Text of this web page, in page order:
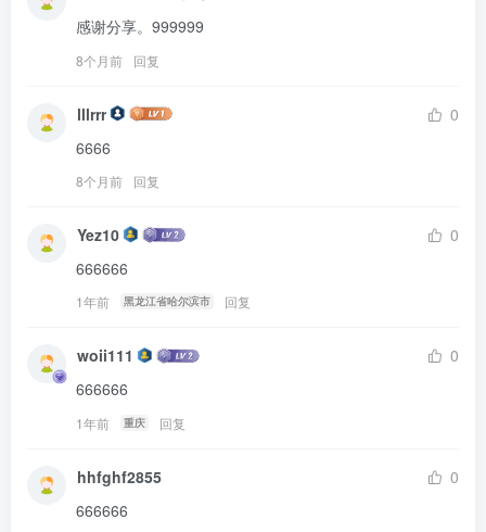
感谢分享。999999
8个月前 回复
lllrrr
0
6666
8个月前 回复
Yez10
0
666666
1年前 黑龙江省哈尔滨市 回复
woii111
0
666666
1年前 重庆 回复
hhfghf2855
0
666666